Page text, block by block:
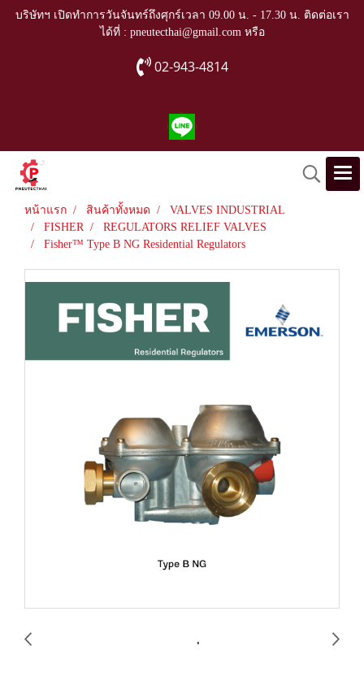
บริษัทฯ เปิดทำการวันจันทร์ถึงศุกร์เวลา 09.00 น. - 17.30 น. ติดต่อเรา
ได้ที่ : pneutecthai@gmail.com หรือ
02-943-4814
หน้าแรก สินค้าทั้งหมด
VALVES INDUSTRIAL
FISHER
REGULATORS RELIEF VALVES
Fisher™ Type B NG Residential Regulators